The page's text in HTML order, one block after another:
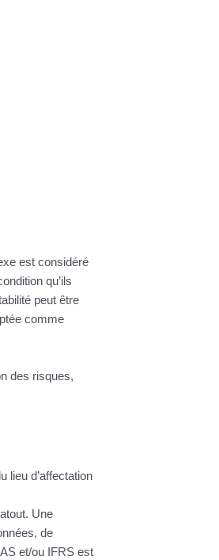
est considéré
qu’ils
peut être
comme
des risques,
lieu d’affectation
Une
de
et/ou IFRS est